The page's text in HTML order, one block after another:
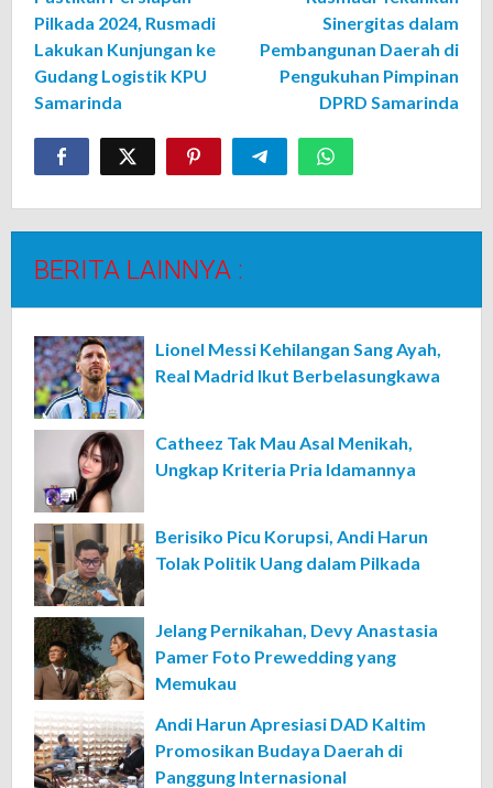
Pilkada 2024, Rusmadi
Lakukan Kunjungan ke
Gudang Logistik KPU
Samarinda
Sinergitas dalam
Pembangunan Daerah di
Pengukuhan Pimpinan
DPRD Samarinda
BERITA LAINNYA :
Lionel Messi Kehilangan Sang Ayah,
Real Madrid Ikut Berbelasungkawa
Catheez Tak Mau Asal Menikah,
Ungkap Kriteria Pria Idamannya
Berisiko Picu Korupsi, Andi Harun
Tolak Politik Uang dalam Pilkada
Jelang Pernikahan, Devy Anastasia
Pamer Foto Prewedding yang
Memukau
Andi Harun Apresiasi DAD Kaltim
Promosikan Budaya Daerah di
Panggung Internasional